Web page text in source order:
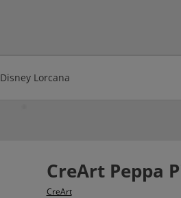
Disney Lorcana
CreArt Peppa
CreArt